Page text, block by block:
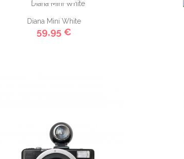
Diana Mini White
59,95 €